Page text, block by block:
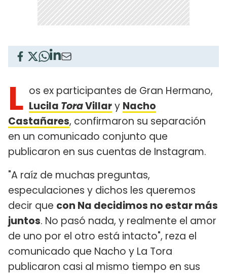
L os ex participantes de Gran Hermano,
Lucila ToraVillary Nacho
Castañares, confirmaron su separación
en un comunicado conjunto que
publicaron en sus cuentas de Instagram.
"A raíz de muchas preguntas,
especulaciones y dichos les queremos
decir que con Na decidimos no estar más
juntos. No pasó nada, y realmente el amor
de uno por el otro está intacto", reza el
comunicado que Nacho y La Tora
publicaron casi al mismo tiempo en sus